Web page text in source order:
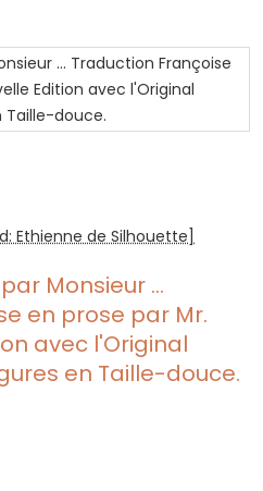
Ethienne de Silhouette]
par Monsieur ...
en prose par Mr.
avec l'Original
en Taille-douce.